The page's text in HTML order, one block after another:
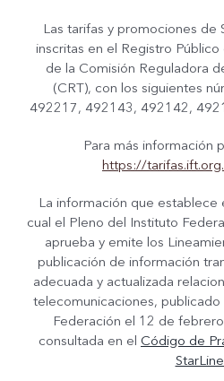
Las tarifas y promociones de
inscritas en el Registro
de la Comisión Reguladora
(CRT), con los siguientes
492217, 492143, 492142,
Para más información
https://
La información que establece
cual el Pleno del Instituto
aprueba y emite los
publicación de información
adecuada y actualizada
telecomunicaciones,
Federación el 12 de
consultada en el Código de